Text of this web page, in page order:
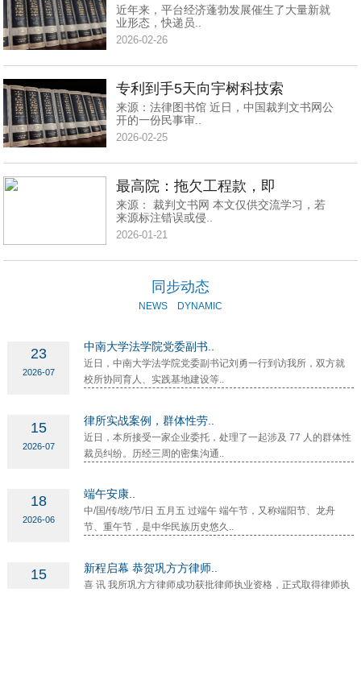
近年来，平台经济蓬勃发展催生了大量新就
业形态，快递员..
2026-02-26
专利到手5天向宇树科技索
来源：法律图书馆 近日，中国裁判文书网公
开的一份民事审..
2026-02-25
最高院：拖欠工程款，即
来源： 裁判文书网 本文仅供交流学习，若
来源标注错误或侵..
2026-01-21
同步动态
NEWS DYNAMIC
23
2026-07
中南大学法学院党委副书..
近日，中南大学法学院党委副书记刘勇一行到访我所，双方就
校所协同育人、实践基地建设等..
15
2026-07
律所实战案例，群体性劳..
近日，本所接受一家企业委托，处理了一起涉及 77 人的群体性
裁员纠纷。历经三周的密集沟通..
18
2026-06
端午安康..
中/国/传/统/节/日 五月五 过端午 端午节，又称端阳节、龙舟
节、重午节，是中华民族历史悠久..
15 新程启幕 恭贺巩方方律师..
喜 讯 我所巩方方律师成功获批律师执业资格，正式取得律师执